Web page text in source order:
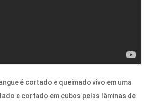
é cortado e queimado vivo em uma
e cortado em cubos pelas lâminas de